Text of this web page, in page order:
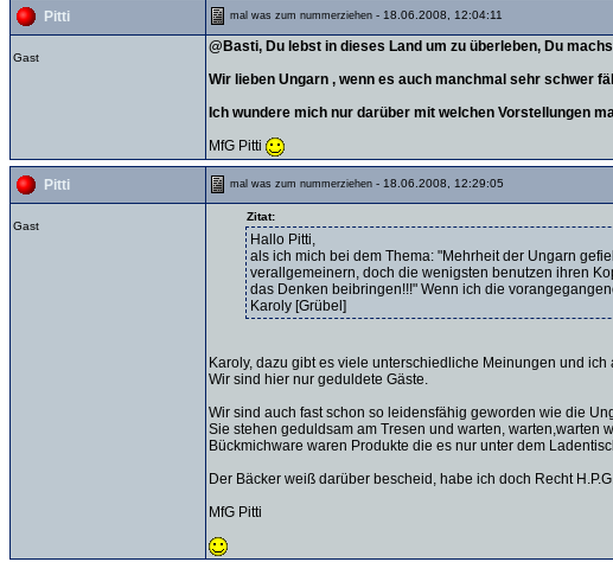
Pitti mal was zum nummerziehen - 18.06.2008, 12:04:11
Gast
@Basti, Du lebst in dieses Land um zu überleben, Du
Wir lieben Ungarn , wenn es auch manchmal sehr schwer
Ich wundere mich nur darüber mit welchen Vorstellungen
MfG Pitti
Pitti mal was zum nummerziehen - 18.06.2008, 12:29:05
Gast
Zitat:
Hallo Pitti,
als ich mich bei dem Thema: "Mehrheit der Ungarn
verallgemeinern, doch die wenigsten benutzen ihren
das Denken beibringen!!!" Wenn ich die
Karoly [Grübel]
Karoly, dazu gibt es viele unterschiedliche Meinungen und
Wir sind hier nur geduldete Gäste.
Wir sind auch fast schon so leidensfähig geworden wie die
Sie stehen geduldsam am Tresen und warten, warten,warten
Bückmichware waren Produkte die es nur unter dem
Der Bäcker weiß darüber bescheid, habe ich doch Recht
MfG Pitti